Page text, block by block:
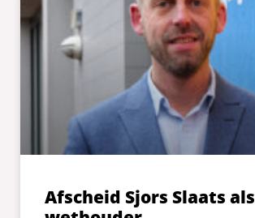
Afscheid Sjors Slaats als